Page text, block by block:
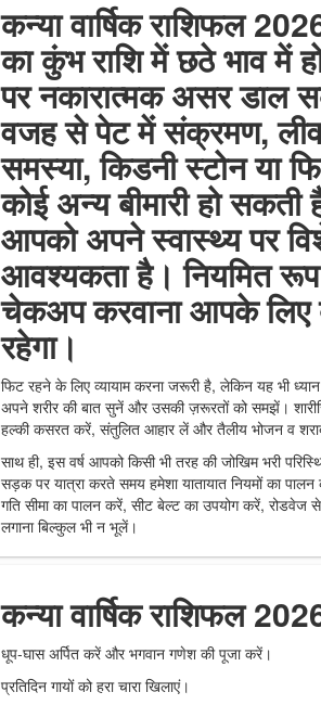
कन्या वार्षिक राशिफल
का कुंभ राशि में छठे भाव में
पर नकारात्मक असर डाल
वजह से पेट में संक्रमण,
समस्या, किडनी स्टोन या
कोई अन्य बीमारी हो
आपको अपने स्वास्थ्य पर
आवश्यकता है। नियमित
चेकअप करवाना आपके लिए
रहेगा।
फिट रहने के लिए व्यायाम करना जरूरी है, लेकिन यह भी
अपने शरीर की बात सुनें और उसकी ज़रूरतों को समझें।
हल्की कसरत करें, संतुलित आहार लें और तैलीय भोजन व
साथ ही, इस वर्ष आपको किसी भी तरह की जोखिम भरी
सड़क पर यात्रा करते समय हमेशा यातायात नियमों का
गति सीमा का पालन करें, सीट बेल्ट का उपयोग करें,
लगाना बिल्कुल भी न भूलें।
कन्या वार्षिक राशिफल
धूप-घास अर्पित करें और भगवान गणेश की पूजा करें।
प्रतिदिन गायों को हरा चारा खिलाएं।